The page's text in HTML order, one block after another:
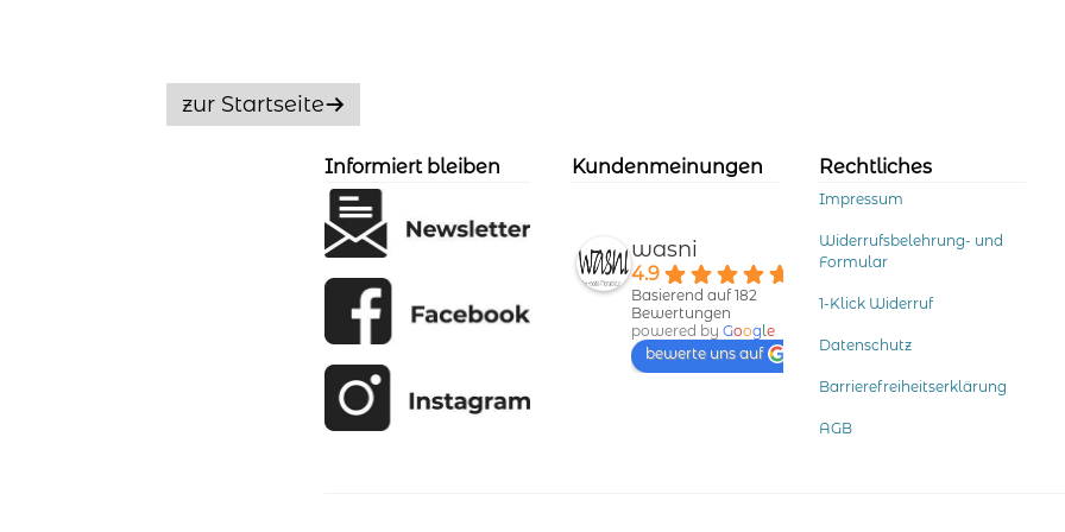
zur Startseite
Informiert bleiben Kundenmeinungen
wasni
4.9
Basierend auf 182
Bewertungen
powered byGoogle
bewerte uns auf
Rechtliches
Impressum
Widerrufsbelehrung- und
Formular
1-Klick Widerruf
Datenschutz
Barrierefreiheitserklärung
AGB